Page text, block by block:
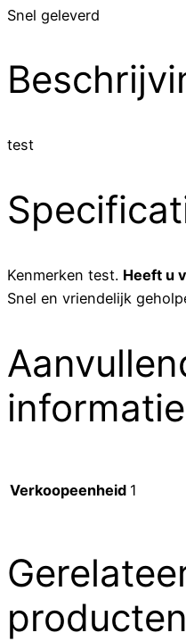
Snel geleverd
test
Kenmerken test. Heeft u
Snel en vriendelijk
informatie
Verkoopeenheid 1
producten